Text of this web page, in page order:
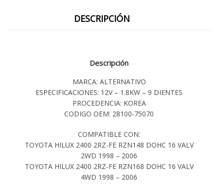
DESCRIPCIÓN
Descripción
MARCA: ALTERNATIVO
ESPECIFICACIONES: 12V – 1.8KW – 9 DIENTES
PROCEDENCIA: KOREA
CODIGO OEM: 28100-75070
COMPATIBLE CON:
TOYOTA HILUX 2400 2RZ-FE RZN148 DOHC 16 VALV
2WD 1998 – 2006
TOYOTA HILUX 2400 2RZ-FE RZN168 DOHC 16 VALV
4WD 1998 – 2006